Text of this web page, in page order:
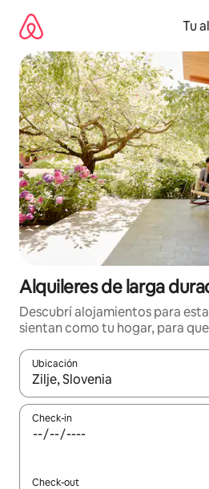
contenido
Tu
Alquileres de larga
Descubrí alojamientos para
sientan como tu hogar, para
Ubicación
Cuando los resultados estén
Check-in
Check-out